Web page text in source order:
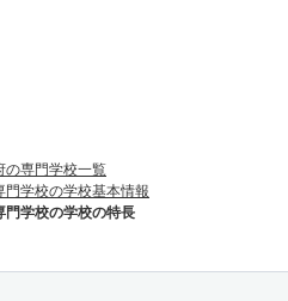
の専門学校一覧
門学校の学校基本情報
門学校の学校の特長